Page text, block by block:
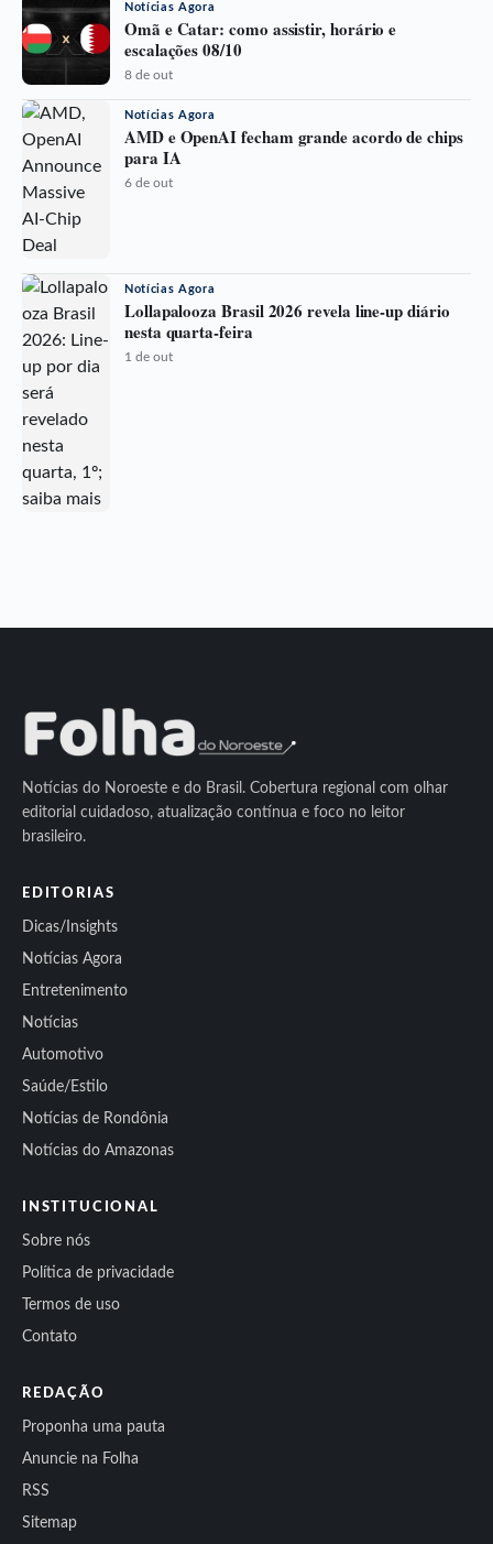
Notícias Agora
Omã e Catar: como assistir, horário e
escalações 08/10
8 de out
Notícias Agora
AMD e OpenAI fecham grande acordo de chips
para IA
6 de out
Notícias Agora
Lollapalooza Brasil 2026 revela line-up diário
nesta quarta-feira
1 de out
Notícias do Noroeste e do Brasil. Cobertura regional com olhar
editorial cuidadoso, atualização contínua e foco no leitor
brasileiro.
EDITORIAS
Dicas/Insights
Notícias Agora
Entretenimento
Notícias
Automotivo
Saúde/Estilo
Notícias de Rondônia
Notícias do Amazonas
INSTITUCIONAL
Sobre nós
Política de privacidade
Termos de uso
Contato
REDAÇÃO
Proponha uma pauta
Anuncie na Folha
RSS
Sitemap